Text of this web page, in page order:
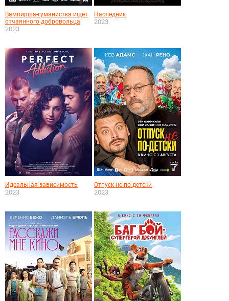
Вампирша-гуманистка ищет
отчаянного добровольца
2023
Наследник
2023
Идеальная зависимость
2023
Отпуск не по-детски
2023